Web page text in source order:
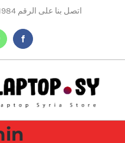
اتصل بنا على الرقم 0968041984